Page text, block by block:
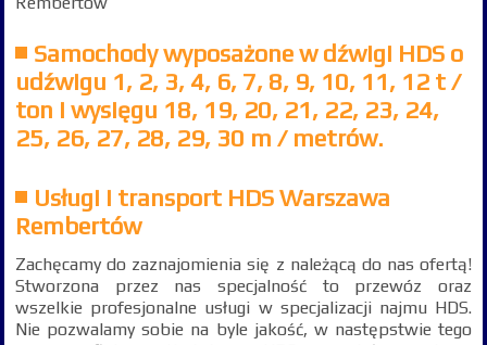
Samochody wyposażone w dźwigi HDS o
udźwigu 1, 2, 3, 4, 6, 7, 8, 9, 10, 11, 12 t /
ton i wysięgu 18, 19, 20, 21, 22, 23, 24,
25, 26, 27, 28, 29, 30 m / metrów.
Usługi i transport HDS Warszawa
Rembertów
Zachęcamy do zaznajomienia się z należącą do nas ofertą!
Stworzona przez nas specjalność to przewóz oraz
wszelkie profesjonalne usługi w specjalizacji najmu HDS.
Nie pozwalamy sobie na byle jakość, w następstwie tego